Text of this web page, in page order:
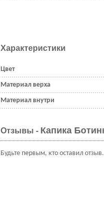
Характеристики
Цвет
Материал верха
Материал внутри
Отзывы - Капика
Будьте первым, кто оставил отзыв.